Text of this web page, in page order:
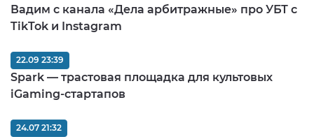
Вадим с канала «Дела арбитражные» про УБТ с
TikTok и Instagram
Spark — трастовая площадка для культовых
iGaming-стартапов
22.09 23:39
24.07 21:32